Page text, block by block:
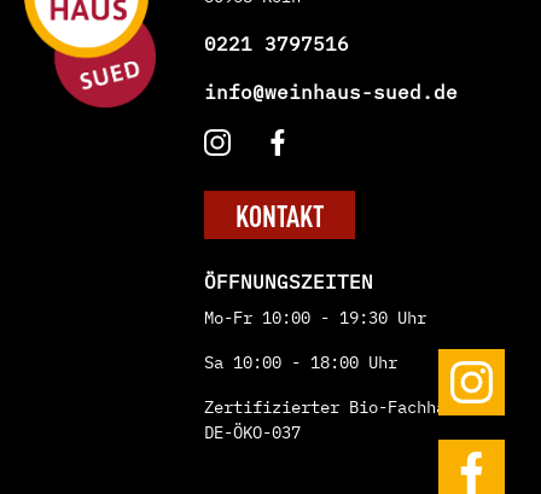
0221 3797516
info@weinhaus-sued.de
KONTAKT
ÖFFNUNGSZEITEN
Mo-Fr 10:00 - 19:30 Uhr
Sa 10:00 - 18:00 Uhr
Zertifizierter Bio-Fachhändler:
DE-ÖKO-037